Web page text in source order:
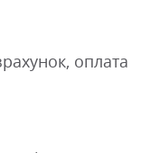
оплата